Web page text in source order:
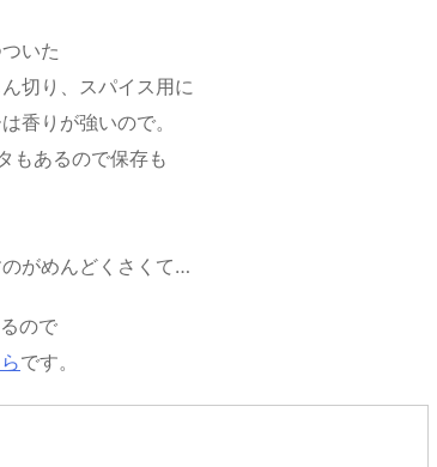
いた
切り、スパイス用に
香りが強いので。
もあるので保存も
がめんどくさくて…
ので
です。